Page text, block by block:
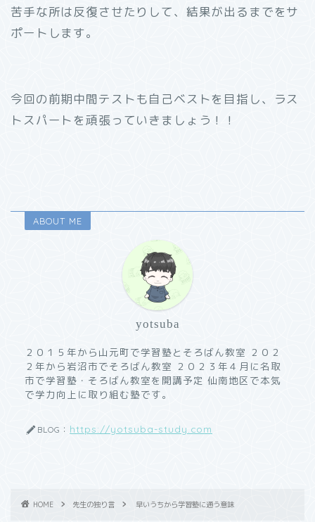
苦手な所は反復させたりして、結果が出るまでをサ
ポートします。
今回の前期中間テストも自己ベストを目指し、ラス
トスパートを頑張っていきましょう！！
ABOUT ME
yotsuba
２０１５年から山元町で学習塾とそろばん教室 ２０２
２年から岩沼市でそろばん教室 ２０２３年４月に名取
市で学習塾・そろばん教室を開講予定 仙南地区で本気
で学力向上に取り組む塾です。
BLOG： https://yotsuba-study.com
HOME 先生の独り言 早いうちから学習塾に通う意味